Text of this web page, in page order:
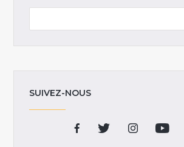
SUIVEZ-NOUS